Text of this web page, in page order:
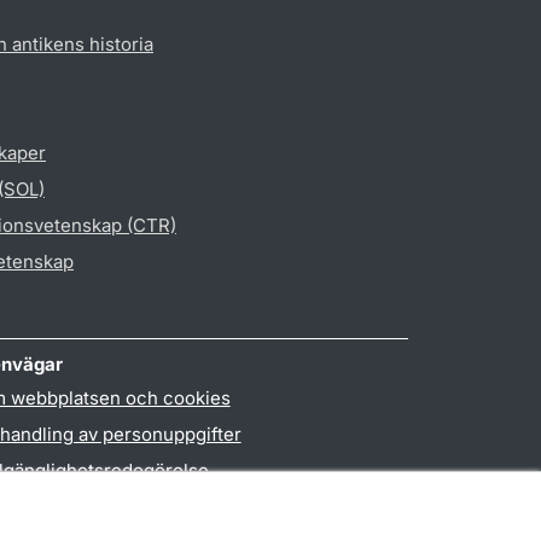
antikens historia
(CTR)
webbplatsen och cookies
av personuppgifter